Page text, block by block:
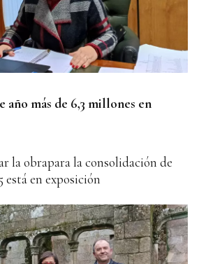
año más de 6,3 millones en
la obrapara la consolidación de
está en exposición